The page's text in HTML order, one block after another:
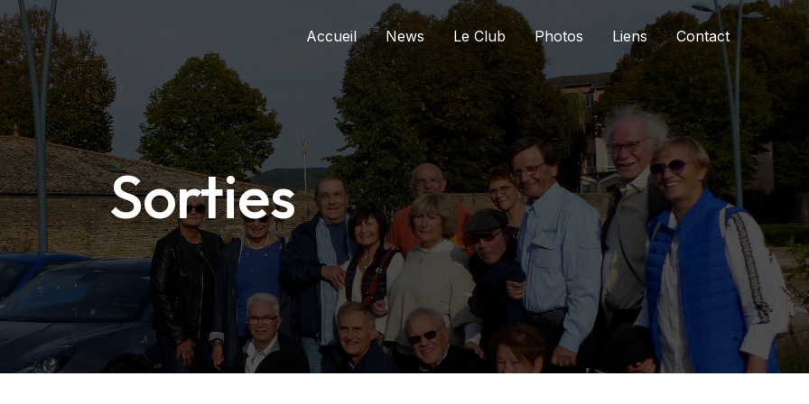
Accueil News Le Club Photos Liens Contact
Sorties